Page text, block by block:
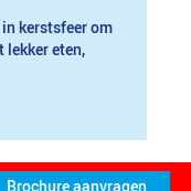
kerstsfeer om
lekker eten,